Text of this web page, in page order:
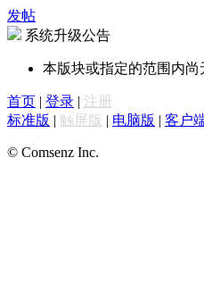
发帖
系统升级公告
本版块或指定的范围内尚
首页 | 登录 | 注册
标准版 | 触屏版 | 电脑版 | 客户
© Comsenz Inc.